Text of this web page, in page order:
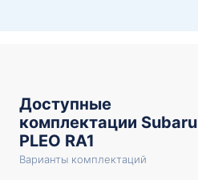
Доступные
комплектации Subaru
PLEO RA1
Варианты комплектаций